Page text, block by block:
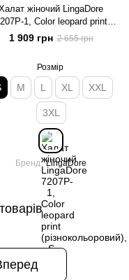
жіночий LingaDore
1, Color leopard print
(різнокольоровий), S
1 909 грн 2 655 грн
Розмір
M L XL XXL
3XL
Бренд LingaDore